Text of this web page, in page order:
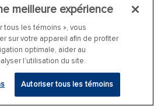
meilleure expérience
tous les témoins », vous
sur votre appareil afin de profiter
optimale, aider au
l’utilisation du site.
Autoriser tous les témoins